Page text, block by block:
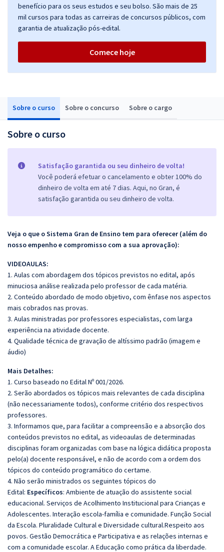
Sobre o curso Sobre o concurso Sobre o cargo
Sobre o curso
Satisfação garantida ou seu dinheiro de volta!
Você poderá efetuar o cancelamento e obter 100% do
dinheiro de volta em até 7 dias. Aqui, no Gran, é
satisfação garantida ou seu dinheiro de volta.
Veja o que o Sistema Gran de Ensino tem para oferecer (além do
nosso empenho e compromisso com a sua aprovação):
VIDEOAULAS:
1. Aulas com abordagem dos tópicos previstos no edital, após
minuciosa análise realizada pelo professor de cada matéria.
2. Conteúdo abordado de modo objetivo, com ênfase nos aspectos
mais cobrados nas provas.
3. Aulas ministradas por professores especialistas, com larga
experiência na atividade docente.
4. Qualidade técnica de gravação de altíssimo padrão (imagem e
áudio)
Mais Detalhes:
1. Curso baseado no Edital Nº 001/2026.
2. Serão abordados os tópicos mais relevantes de cada disciplina
(não necessariamente todos), conforme critério dos respectivos
professores.
3. Informamos que, para facilitar a compreensão e a absorção dos
conteúdos previstos no edital, as videoaulas de determinadas
disciplinas foram organizadas com base na lógica didática proposta
pelo(a) docente responsável, e não de acordo com a ordem dos
tópicos do conteúdo programático do certame.
4. Não serão ministrados os seguintes tópicos do
Edital: Específicos: Ambiente de atuação do assistente social
educacional. Serviços de Acolhimento Institucional para Crianças e
Adolescentes. Interação escola-família e comunidade. Função Social
da Escola. Pluralidade Cultural e Diversidade cultural.Respeito aos
povos. Gestão Democrática e Participativa e as relações internas e
com a comunidade escolar. A Educação como prática da liberdade.
benefício para os seus estudos e seu bolso. São mais de 25
mil cursos para todas as carreiras de concursos públicos, com
garantia de atualização pós-edital.
Comece hoje